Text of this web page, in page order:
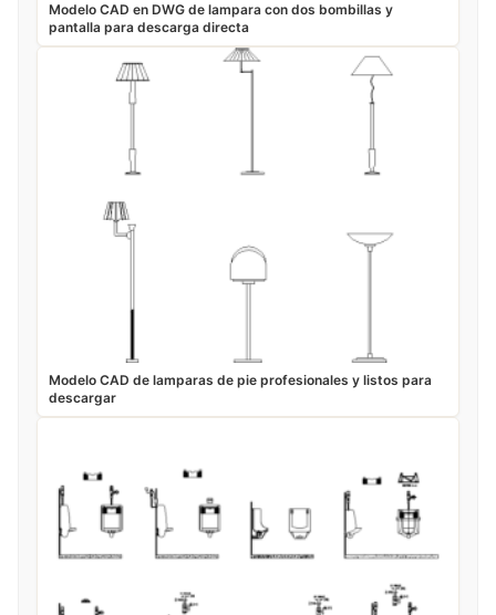
Modelo CAD en DWG de lampara con dos bombillas y
pantalla para descarga directa
Modelo CAD de lamparas de pie profesionales y listos para
descargar